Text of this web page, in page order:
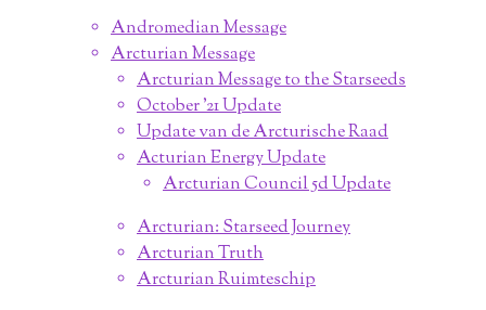
Andromedian Message
Arcturian Message
Arcturian Message to the Starseeds
October '21 Update
Update van de Arcturische Raad
Acturian Energy Update
Arcturian Council 5d Update
Arcturian: Starseed Journey
Arcturian Truth
Arcturian Ruimteschip